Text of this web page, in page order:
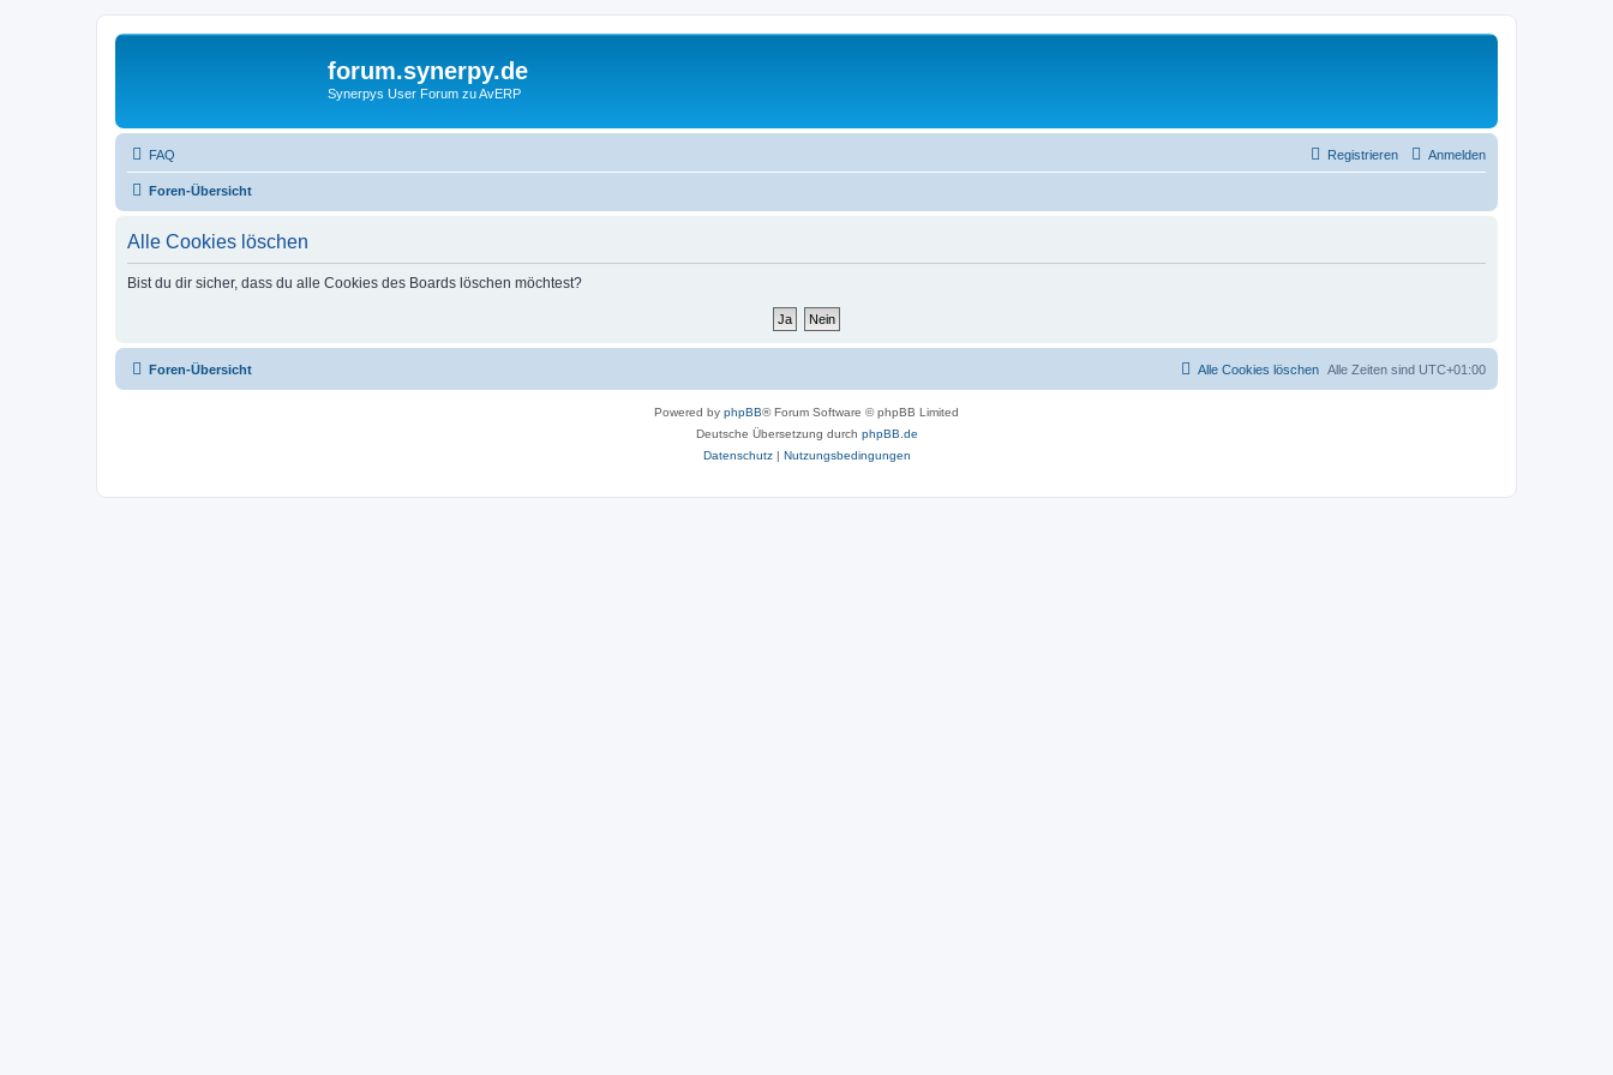
forum.synerpy.de
Synerpys User Forum zu AvERP
FAQ Anmelden
Registrieren
Foren-Übersicht
Alle Cookies löschen
Bist du dir sicher, dass du alle Cookies des Boards löschen möchtest?
Foren-Übersicht Alle Zeiten sind UTC+01:00
Alle Cookies löschen
Powered by phpBB® Forum Software © phpBB Limited
Deutsche Übersetzung durch phpBB.de
Datenschutz| Nutzungsbedingungen